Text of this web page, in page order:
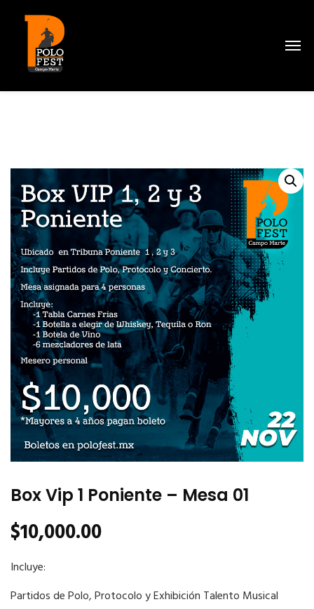
Box Vip 1 Poniente – Mesa 01
$10,000.00
Incluye:
Partidos de Polo, Protocolo y Exhibición Talento Musical